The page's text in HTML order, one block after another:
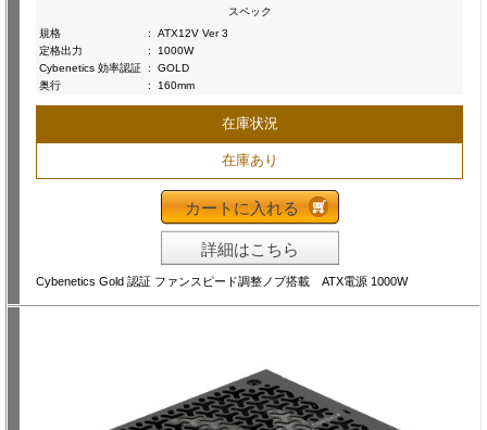
スペック
規格
:
ATX12V Ver 3
定格出力
:
1000W
Cybenetics 効率認証 :
GOLD
奥行
: 160mm
在庫状況
在庫あり
カートに入れる
詳細はこちら
Cybenetics Gold 認証 ファンスピード調整ノブ搭載 ATX電源 1000W